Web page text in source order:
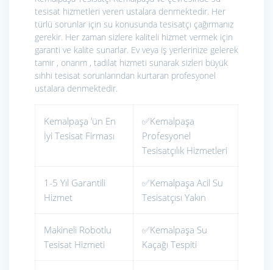
tesisat hizmetleri veren ustalara denmektedir. Her
türlü sorunlar için su konusunda tesisatçı çağırmanız
gerekir. Her zaman sizlere kaliteli hizmet vermek için
garanti ve kalite sunarlar. Ev veya iş yerlerinize gelerek
tamir , onarım , tadilat hizmeti sunarak sizleri büyük
sıhhi tesisat sorunlarından kurtaran profesyonel
ustalara denmektedir.
Kemalpaşa ’ün En
İyi Tesisat Firması
✅Kemalpaşa
Profesyonel
Tesisatçılık Hizmetleri
1-5 Yıl Garantili
Hizmet
✅Kemalpaşa Acil Su
Tesisatçısı Yakın
Makineli Robotlu
Tesisat Hizmeti
✅Kemalpaşa Su
Kaçağı Tespiti